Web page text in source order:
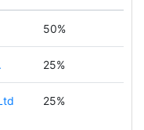
50%
25%
25%